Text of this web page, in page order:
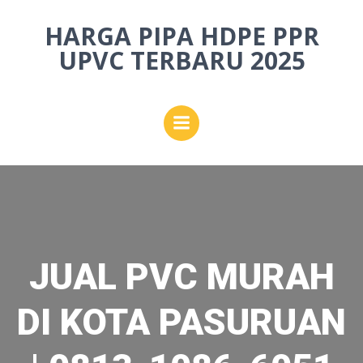
to
content
HARGA PIPA HDPE PPR
UPVC TERBARU 2025
JUAL PVC MURAH
DI KOTA PASURUAN